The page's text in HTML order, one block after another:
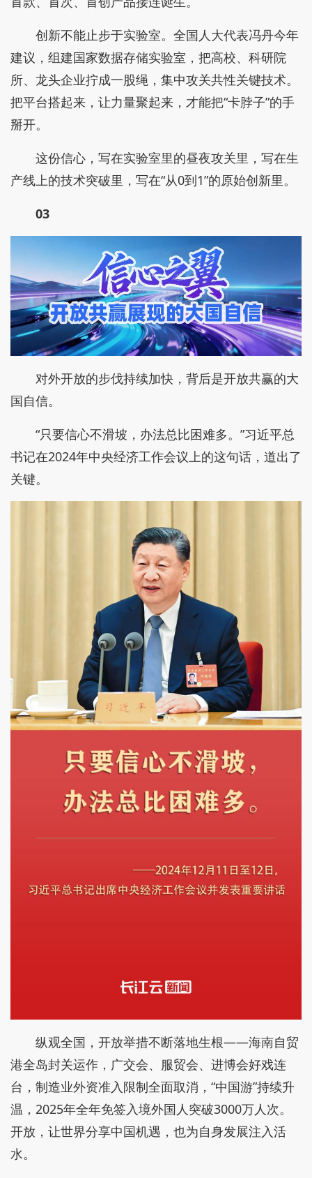
创新不能止步于实验室。全国人大代表冯丹今年
建议，组建国家数据存储实验室，把高校、科研院
所、龙头企业拧成一股绳，集中攻关共性关键技术。
把平台搭起来，让力量聚起来，才能把“卡脖子”的手
掰开。
这份信心，写在实验室里的昼夜攻关里，写在生
产线上的技术突破里，写在“从0到1”的原始创新里。
03
对外开放的步伐持续加快，背后是开放共赢的大
国自信。
“只要信心不滑坡，办法总比困难多。”习近平总
书记在2024年中央经济工作会议上的这句话，道出了
关键。
纵观全国，开放举措不断落地生根——海南自贸
港全岛封关运作，广交会、服贸会、进博会好戏连
台，制造业外资准入限制全面取消，“中国游”持续升
温，2025年全年免签入境外国人突破3000万人次。
开放，让世界分享中国机遇，也为自身发展注入活
水。